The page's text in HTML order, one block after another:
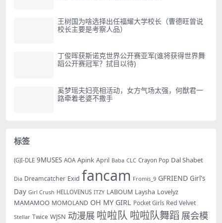
王树国为啥选择出任福耀大学校长（曹德旺曾说
校长主要是考察人品）
丁俊晖获斯诺克世界公开赛亚军(谁将获得世界舞
蹈公开赛冠军？拭目以待)
奚梦瑶夫妇亮相活动，女方气场太强，何猷君一
路牵着老婆不撒手
标签
(G)I-DLE 9MUSES AOA Apink April Baba CLC Crayon Pop Dal Shabet
Dia Dreamcatcher Exid fancam Fromis_9 GFRIEND Girl's
Day Girl Crush HELLOVENUS ITZY LABOUM Laysha Lovelyz
MAMAMOO MOMOLAND OH MY GIRL Pocket Girls Red Velvet
Stellar Twice WJSN 动漫展 啦啦队 啦啦队舞蹈 展会模